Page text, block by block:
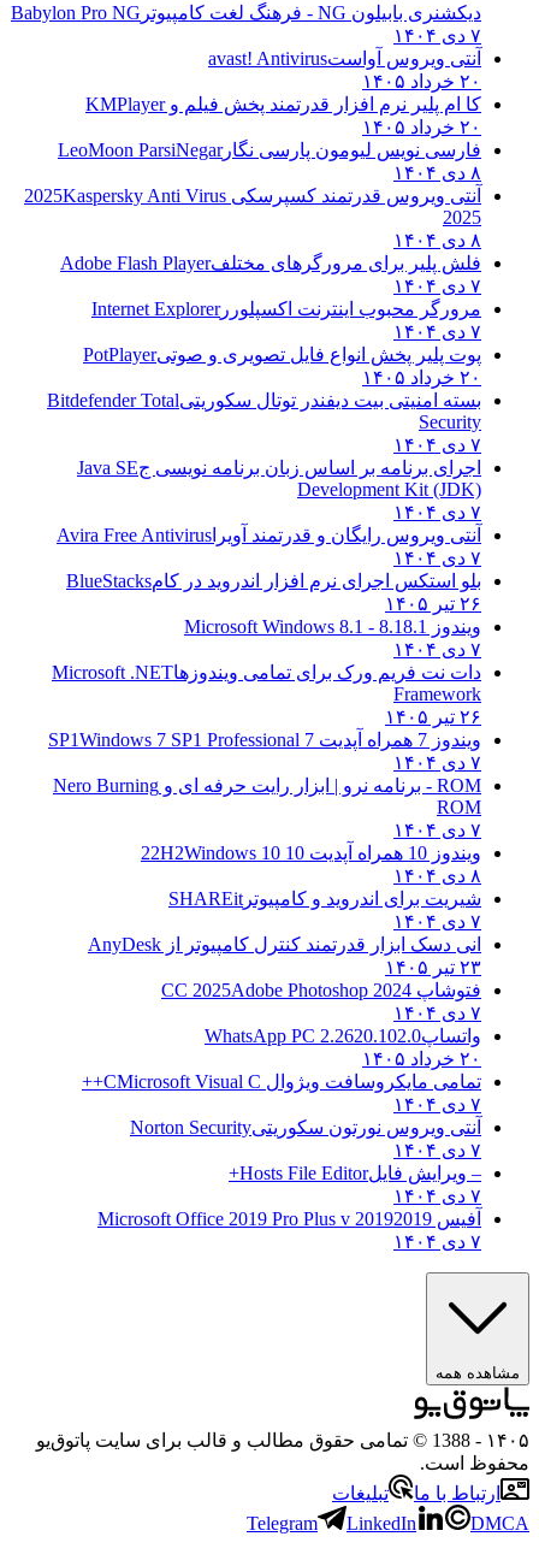
دیکشنری بابیلون NG - فرهنگ لغت کامپیوتر
Babylon Pro NG
۷ دی ۱۴۰۴
آنتی ویروس آواستavast! Antivirus
۲۰ خرداد ۱۴۰۵
کا ام پلیر نرم افزار قدرتمند پخش فیلم وKMPlayer
۲۰ خرداد ۱۴۰۵
فارسی نویس لیومون پارسی نگارLeoMoon ParsiNegar
۸ دی ۱۴۰۴
آنتی ویروس قدرتمند کسپرسکی 2025 Kaspersky Anti Virus
2025
۸ دی ۱۴۰۴
فلش پلیر برای مرورگرهای مختلفAdobe Flash Player
۷ دی ۱۴۰۴
مرورگر محبوب اینترنت اکسپلوررInternet Explorer
۷ دی ۱۴۰۴
پوت پلیر پخش انواع فایل تصویری و صوتیPotPlayer
۲۰ خرداد ۱۴۰۵
بسته امنیتی بیت دیفندر توتال سکوریتیBitdefender Total
Security
۷ دی ۱۴۰۴
اجرای برنامه بر اساس زبان برنامه نویسی جJava SE
Development Kit (JDK)
۷ دی ۱۴۰۴
آنتی ویروس رایگان و قدرتمند آویرا Avira Free Antivirus
۷ دی ۱۴۰۴
بلو استکس اجرای نرم افزار اندروید در کامBlueStacks
۲۶ تیر ۱۴۰۵
ویندوز 8.1
8.1 - Microsoft Windows 8.1
۷ دی ۱۴۰۴
دات نت فریم ورک برای تمامی ویندوزهاMicrosoft .NET
Framework
۲۶ تیر ۱۴۰۵
ویندوز 7 همراه آپدیت 7 SP1
Windows 7 SP1 Professional
۷ دی ۱۴۰۴
ROM - برنامه نرو | ابزار رایت حرفه ای و
Nero Burning
ROM
۷ دی ۱۴۰۴
ویندوز 10 همراه آپدیت 10 22H2
Windows 10
۸ دی ۱۴۰۴
شیریت برای اندروید و کامپیوتر SHAREit
۷ دی ۱۴۰۴
انی دسک ابزار قدرتمند کنترل کامپیوتر از AnyDesk
۲۳ تیر ۱۴۰۵
فتوشاپ CC 2025 Adobe Photoshop 2024
۷ دی ۱۴۰۴
واتساپWhatsApp PC 2.2620.102.0
۲۰ خرداد ۱۴۰۵
تمامی مایکروسافت ویژوال C Microsoft Visual C++
۷ دی ۱۴۰۴
آنتی ویروس نورتون سکوریتیNorton Security
۷ دی ۱۴۰۴
– ویرایش فایلHosts File Editor+
۷ دی ۱۴۰۴
آفیس 2019 2019 Microsoft Office 2019 Pro Plus v
۷ دی ۱۴۰۴
مشاهده همه
۱۴۰۵
- 1388 © تمامی حقوق مطالب و قالب برای سایت پاتوق‌یو
محفوظ است.
ارتباط با ما
تبلیغات
Telegram
LinkedIn DMCA